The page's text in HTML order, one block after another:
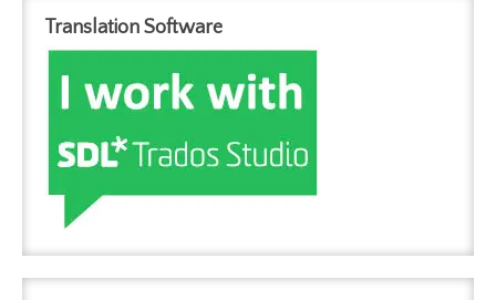
Translation Software